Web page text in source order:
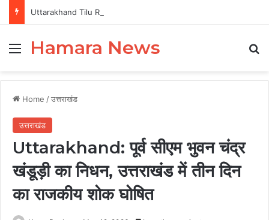
MenuHamara News
Home /उत्तराखंड
उत्तराखंड
Uttarakhand: पूर्व सीएम भुवन चंद्र
खंडूड़ी का निधन, उत्तराखंड में तीन दिन
का राजकीय शोक घोषित